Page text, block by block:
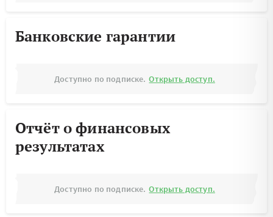
Банковские гарантии
Доступно по подписке. Открыть доступ.
Отчёт о финансовых
результатах
Доступно по подписке. Открыть доступ.